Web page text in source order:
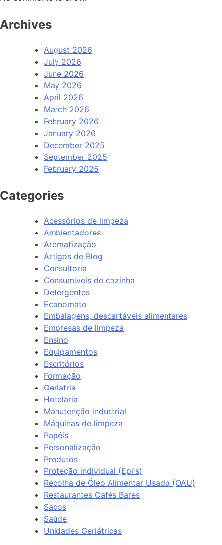
Archives
August 2026
July 2026
June 2026
May 2026
April 2026
March 2026
February 2026
January 2026
December 2025
September 2025
February 2025
Categories
Acessórios de limpeza
Ambientadores
Aromatização
Artigos de Blog
Consultoria
Consumiveis de cozinha
Detergentes
Economato
Embalagens, descartáveis alimentares
Empresas de limpeza
Ensino
Equipamentos
Escritórios
Formação
Geriatria
Hotelaria
Manutenção industrial
Máquinas de limpeza
Papéis
Personalização
Produtos
Proteção individual (Epi's)
Recolha de Óleo Alimentar Usado (OAU)
Restaurantes Cafés Bares
Sacos
Saúde
Unidades Geriátricas